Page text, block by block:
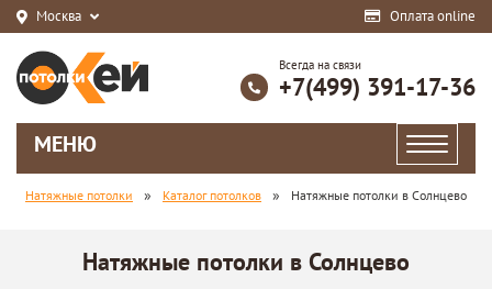
Москва Оплата online
Всегда на связи
+7(499) 391-17-36
МЕНЮ
Натяжные потолки » Каталог потолков » Натяжные потолки в Солнцево
Натяжные потолки в Солнцево